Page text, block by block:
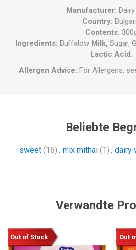
Manufacturer:
Country:
Contents:
Ingredients: Buffalow Milk, Sugar,
Lactic Acid.
Allergen Advice: For Allergens,
Beliebte
sweet (16) , mix mithai (1) , dairy
Verwandte
Out of Stock Out